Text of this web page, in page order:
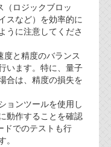
（ロジックブロッ
スなど）を効率的に
うに注意してくださ
度と精度のバランス
います。特に、量子
合は、精度の損失を
ョンツールを使用し
動作することを確認
ドでのテストも行